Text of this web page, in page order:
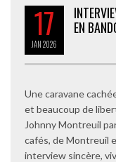
17
JAN2026
EN
Une caravane
et beaucoup de
Johnny Montreuil
cafés, de Montreuil
interview sincère,